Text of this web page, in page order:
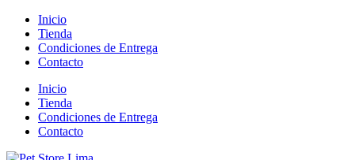
Inicio
Tienda
Condiciones de Entrega
Contacto
Inicio
Tienda
Condiciones de Entrega
Contacto